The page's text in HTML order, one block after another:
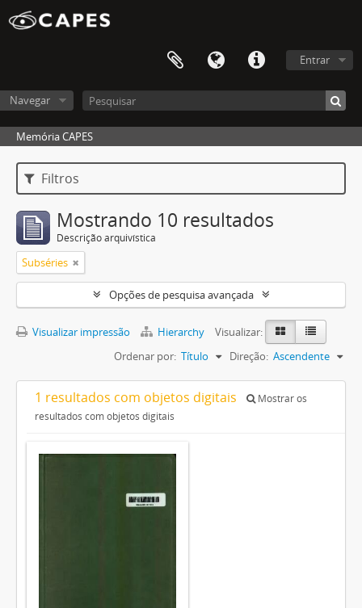
Entrar
Navegar
Memória CAPES
Filtros
Mostrando 10 resultados
Descrição arquivística
Subséries
Opções de pesquisa avançada
Visualizar impressão Hierarchy
Visualizar:
Ordenar por: Título Direção: Ascendente
1 resultados com objetos digitais
Mostrar os
resultados com objetos digitais